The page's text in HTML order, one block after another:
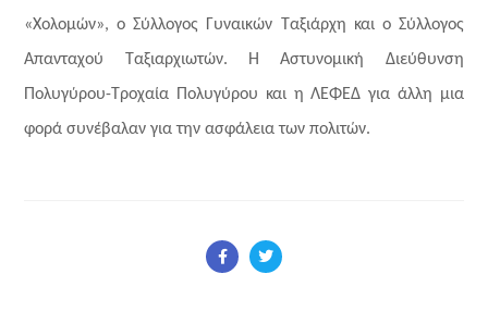
«Χολομών», ο Σύλλογος Γυναικών Ταξιάρχη και ο Σύλλογος
Απανταχού Ταξιαρχιωτών. Η Αστυνομική Διεύθυνση
Πολυγύρου-Τροχαία Πολυγύρου και η ΛΕΦΕΔ για άλλη μια
φορά συνέβαλαν για την ασφάλεια των πολιτών.